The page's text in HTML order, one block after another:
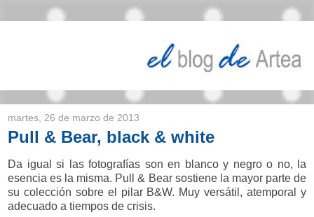
martes, 26 de marzo de 2013
Pull & Bear, black & white
Da igual si las fotografías son en blanco y negro o no, la
esencia es la misma. Pull & Bear sostiene la mayor parte de
su colección sobre el pilar B&W. Muy versátil, atemporal y
adecuado a tiempos de crisis.